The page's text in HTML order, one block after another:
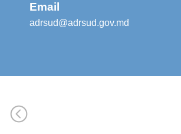
Email
adrsud@adrsud.gov.md